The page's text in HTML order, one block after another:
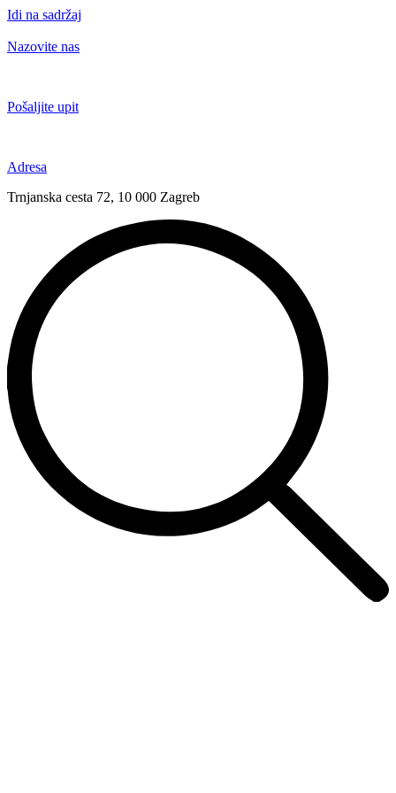
Idi na sadržaj
Nazovite nas
Pošaljite upit
Adresa
Trnjanska cesta 72, 10 000 Zagreb